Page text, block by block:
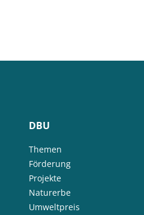
DBU
Themen
Förderung
Projekte
Naturerbe
Umweltpreis